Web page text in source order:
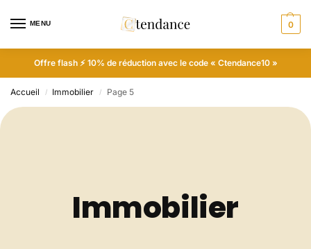
MENU 0
Offre flash ⚡ 10% de réduction avec le code « Ctendance10 »
Accueil / Immobilier / Page 5
Immobilier